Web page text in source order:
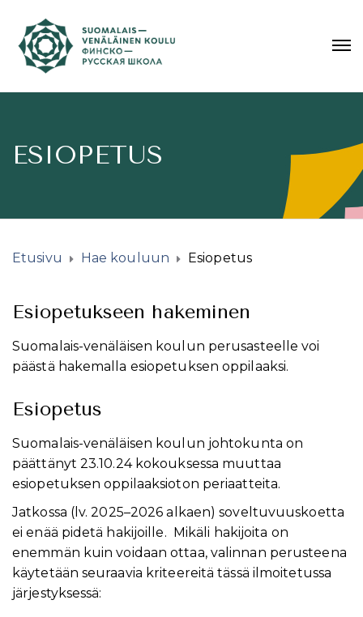
ESIOPETUS
Etusivu Hae kouluun Esiopetus
Esiopetukseen hakeminen
Suomalais-venäläisen koulun perusasteelle voi
päästä hakemalla esiopetuksen oppilaaksi.
Esiopetus
Suomalais-venäläisen koulun johtokunta on
päättänyt 23.10.24 kokouksessa muuttaa
esiopetuksen oppilaaksioton periaatteita.
Jatkossa (lv. 2025–2026 alkaen) soveltuvuuskoetta
ei enää pidetä hakijoille. Mikäli hakijoita on
enemmän kuin voidaan ottaa, valinnan perusteena
käytetään seuraavia kriteereitä tässä ilmoitetussa
järjestyksessä: